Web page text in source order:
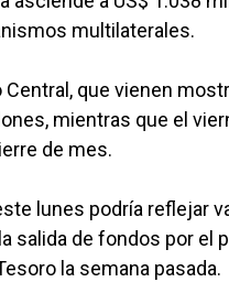
multilaterales.
que vienen
mientras que el
de mes.
lunes podría reflejar
de fondos por el
la semana pasada.